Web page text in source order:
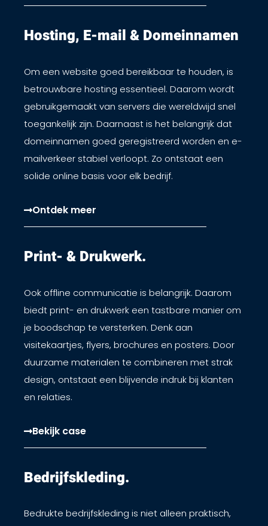
Hosting, E-mail & Domeinnamen​
Om een website goed bereikbaar te houden, is
betrouwbare hosting essentieel. Daarom wordt
gebruikgemaakt van servers die wereldwijd snel
toegankelijk zijn. Daarnaast is het belangrijk dat
domeinnamen goed geregistreerd worden en e-
mailverkeer stabiel verloopt. Zo ontstaat een
solide online basis voor elk bedrijf.
Ontdek meer
Print- & Drukwerk.​
Ook offline communicatie is belangrijk. Daarom
biedt print- en drukwerk een tastbare manier om
je boodschap te versterken. Denk aan
visitekaartjes, flyers, brochures en posters. Door
duurzame materialen te combineren met strak
design, ontstaat een blijvende indruk bij klanten
en relaties.
Bekijk case
Bedrijfskleding.​
Bedrukte bedrijfskleding is niet alleen praktisch,